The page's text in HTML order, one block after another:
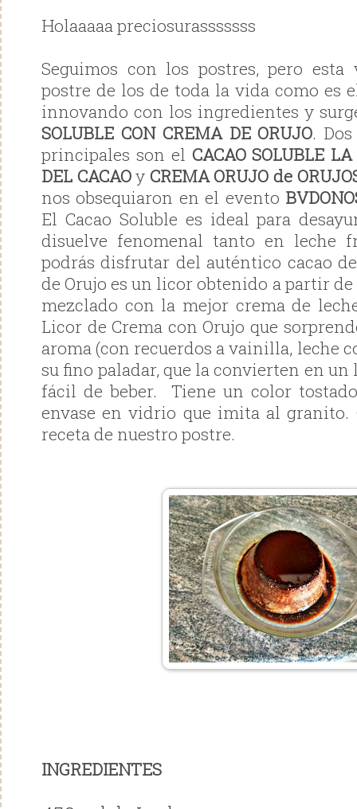
Holaaaaa preciosurasssssss
Seguimos con los postres, pero
postre de los de toda la vida como es
innovando con los ingredientes y
SOLUBLE CON CREMA DE ORUJO.
principales son el CACAO SOLUBLE
DEL CACAOy CREMA ORUJO de
nos obsequiaron en el evento
El Cacao Soluble es ideal para
disuelve fenomenal tanto en leche
podrás disfrutar del auténtico cacao
de Orujo es un licor obtenido a partir
mezclado con la mejor crema de
Licor de Crema con Orujo que
aroma (con recuerdos a vainilla, leche
su fino paladar, que la convierten en
fácil de beber. Tiene un color
envase en vidrio que imita al granito.
receta de nuestro postre.
INGREDIENTES